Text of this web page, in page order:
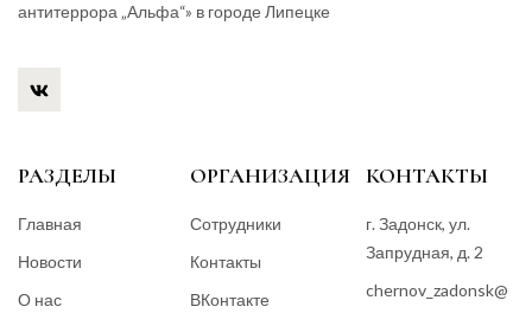
антитеррора „Альфа“» в городе Липецке
РАЗДЕЛЫ
Главная
Новости
О нас
ОРГАНИЗАЦИЯ
Сотрудники
Контакты
ВКонтакте
КОНТАКТЫ
г. Задонск, ул.
Запрудная, д. 2
chernov_zadonsk@